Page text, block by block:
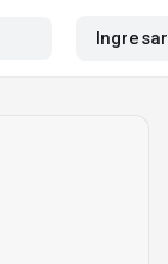
Ingresar